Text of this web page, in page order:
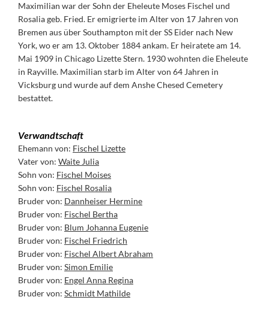
Maximilian war der Sohn der Eheleute Moses Fischel und
Rosalia geb. Fried. Er emigrierte im Alter von 17 Jahren von
Bremen aus über Southampton mit der SS Eider nach New
York, wo er am 13. Oktober 1884 ankam. Er heiratete am 14.
Mai 1909 in Chicago Lizette Stern. 1930 wohnten die Eheleute
in Rayville. Maximilian starb im Alter von 64 Jahren in
Vicksburg und wurde auf dem Anshe Chesed Cemetery
bestattet.
Verwandtschaft
Ehemann von: Fischel Lizette
Vater von: Waite Julia
Sohn von: Fischel Moises
Sohn von: Fischel Rosalia
Bruder von: Dannheiser Hermine
Bruder von: Fischel Bertha
Bruder von: Blum Johanna Eugenie
Bruder von: Fischel Friedrich
Bruder von: Fischel Albert Abraham
Bruder von: Simon Emilie
Bruder von: Engel Anna Regina
Bruder von: Schmidt Mathilde